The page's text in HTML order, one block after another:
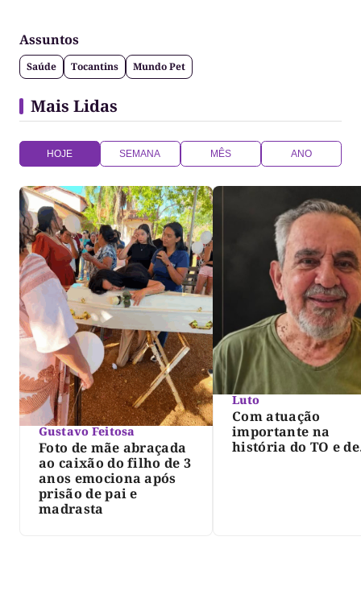
Assuntos
Saúde Tocantins Mundo Pet
Mais Lidas
HOJE SEMANA MÊS ANO
Gustavo Feitosa
Foto de mãe abraçada
ao caixão do filho de 3
anos emociona após
prisão de pai e
madrasta
Luto
Com atuação
importante na
história do TO e de